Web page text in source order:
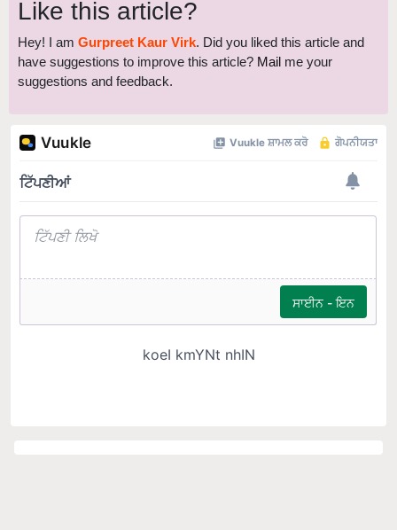
Hey! I am Gurpreet Kaur Virk
have suggestions to improve this article?Mail me your
suggestions and feedback.